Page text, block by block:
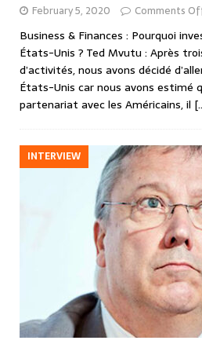
February 5, 2020 Comments
Business & Finances : Pourquoi
États-Unis ? Ted Mvutu : Après
d’activités, nous avons décidé
États-Unis car nous avons estimé
partenariat avec les Américains, il
INTERVIEW